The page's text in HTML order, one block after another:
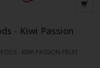
- Kiwi Passion
- KIWI PASSION FRUIT